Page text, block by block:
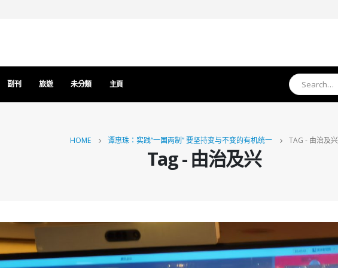
副刊 旅遊 未分類 主頁
HOME 谭惠珠：实践“一国两制” 要坚持变与不变的有机统一 TAG - 由治及兴
Tag - 由治及兴